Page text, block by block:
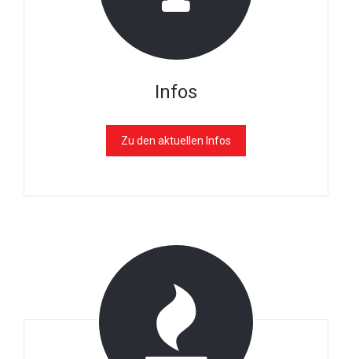
Infos
Zu den aktuellen Infos